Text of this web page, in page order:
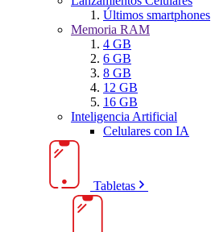
Últimos smartphones
Memoria RAM
4 GB
6 GB
8 GB
12 GB
16 GB
Inteligencia Artificial
Celulares con IA
Tabletas